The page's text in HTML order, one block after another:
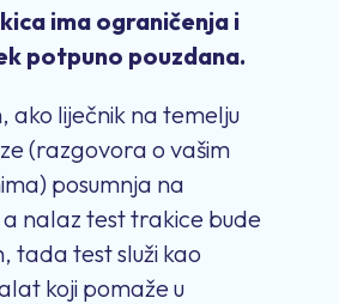
ima ograničenja i
potpuno pouzdana.
ako liječnik na temelju
(razgovora o vašim
posumnja na
a nalaz test trakice bude
tada test služi kao
koji pomaže u